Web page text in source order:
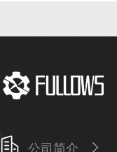
公司简介